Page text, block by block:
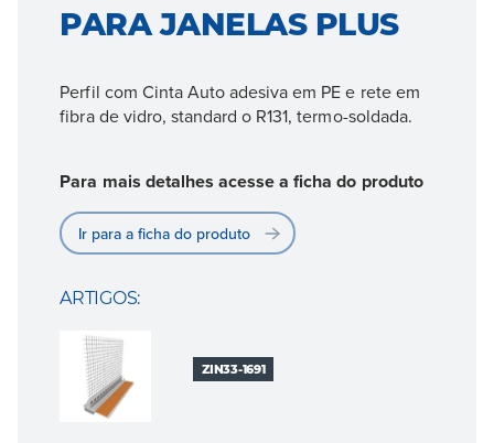
PARA JANELAS PLUS
Perfil com Cinta Auto adesiva em PE e rete em
fibra de vidro, standard o R131, termo-soldada.
Para mais detalhes acesse a ficha do produto
Ir para a ficha do produto
ARTIGOS:
ZIN33-1691